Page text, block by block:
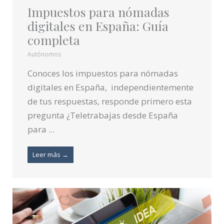
Impuestos para nómadas
digitales en España: Guía
completa
Autónomos
Conoces los impuestos para nómadas
digitales en España, independientemente
de tus respuestas, responde primero esta
pregunta ¿Teletrabajas desde España
para ...
Leer más →